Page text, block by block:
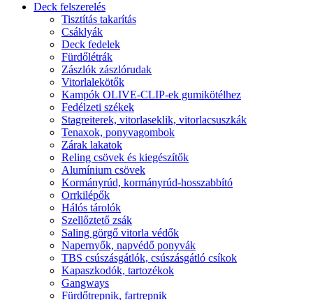
Deck felszerelés
Tisztítás takarítás
Csáklyák
Deck fedelek
Fürdőlétrák
Zászlók zászlórudak
Vitorlalekötők
Kampók OLIVE-CLIP-ek gumikötélhez
Fedélzeti székek
Stagreiterek, vitorlaseklik, vitorlacsuszkák
Tenaxok, ponyvagombok
Zárak lakatok
Reling csövek és kiegészítők
Alumínium csövek
Kormányrúd, kormányrúd-hosszabbító
Orrkilépők
Hálós tárolók
Szellőztető zsák
Saling görgő vitorla védők
Napernyők, napvédő ponyvák
TBS csúszásgátlók, csúszásgátló csíkok
Kapaszkodók, tartozékok
Gangways
Fürdőtrepnik, fartrepnik